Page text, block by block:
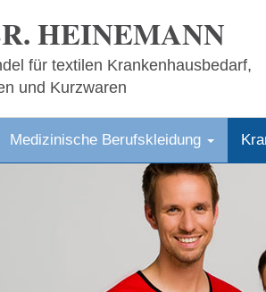
HEINEMANN
für textilen Krankenhausbedarf,
und Kurzwaren
Medizinische Berufskleidung